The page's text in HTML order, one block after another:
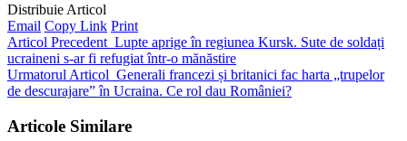
Distribuie Articol
Email Copy Link Print
Articol Precedent Lupte aprige în regiunea Kursk. Sute de soldați
ucraineni s-ar fi refugiat într-o mănăstire
Urmatorul Articol Generali francezi și britanici fac harta „trupelor
de descurajare” în Ucraina. Ce rol dau României?
Articole Similare